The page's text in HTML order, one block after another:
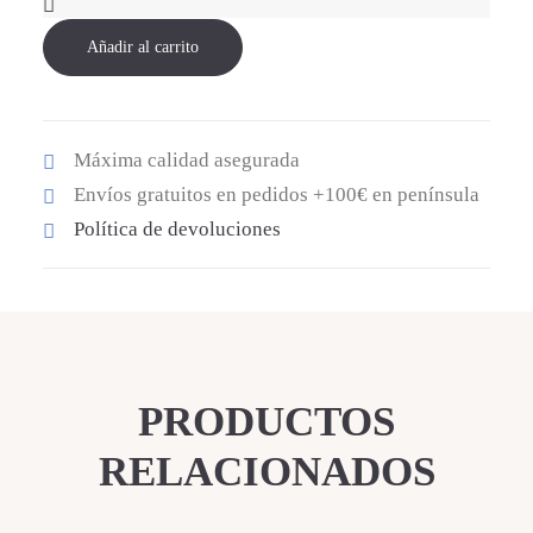
cantidad
Añadir al carrito
Máxima calidad asegurada
Envíos gratuitos en pedidos +100€ en península
Política de devoluciones
PRODUCTOS
RELACIONADOS